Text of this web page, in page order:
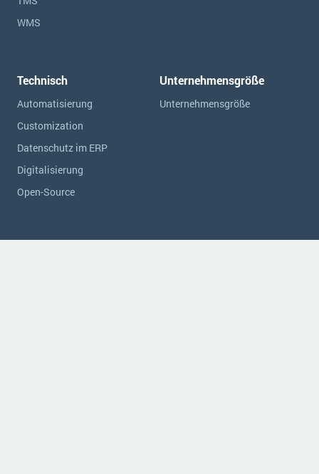
WMS
Technisch
Automatisierung
Customization
Datenschutz im ERP
Digitalisierung
Open-Source
Unternehmensgröße
Unternehmensgröße